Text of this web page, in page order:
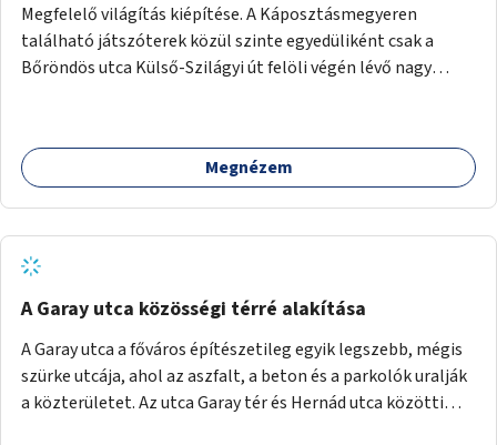
Megfelelő világítás kiépítése. A Káposztásmegyeren
található játszóterek közül szinte egyedüliként csak a
Bőröndös utca Külső-Szilágyi út felöli végén lévő nagy
Megnézem
A Garay utca közösségi térré alakítása
A Garay utca a főváros építészetileg egyik legszebb, mégis
szürke utcája, ahol az aszfalt, a beton és a parkolók uralják
a közterületet. Az utca Garay tér és Hernád utca közötti